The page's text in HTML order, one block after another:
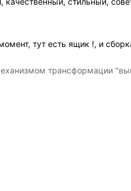
тут есть ящик !, и
трансформации